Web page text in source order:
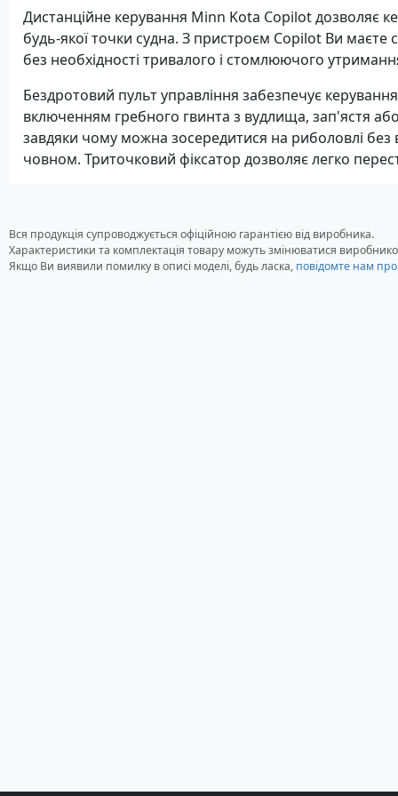
Дистанційне керування Minn Kota Copilot дозволяє
будь-якої точки судна. З пристроєм Copilot Ви маєте
без необхідності тривалого і стомлюючого
Бездротовий пульт управління забезпечує
включенням гребного гвинта з вудлища, зап'ястя
завдяки чому можна зосередитися на риболовлі без
човном. Триточковий фіксатор дозволяє легко
Вся продукція супроводжується офіційною гарантією від виробника.
Характеристики та комплектація товару можуть змінюватися
Якщо Ви виявили помилку в описі моделі, будь ласка, повідомте нам